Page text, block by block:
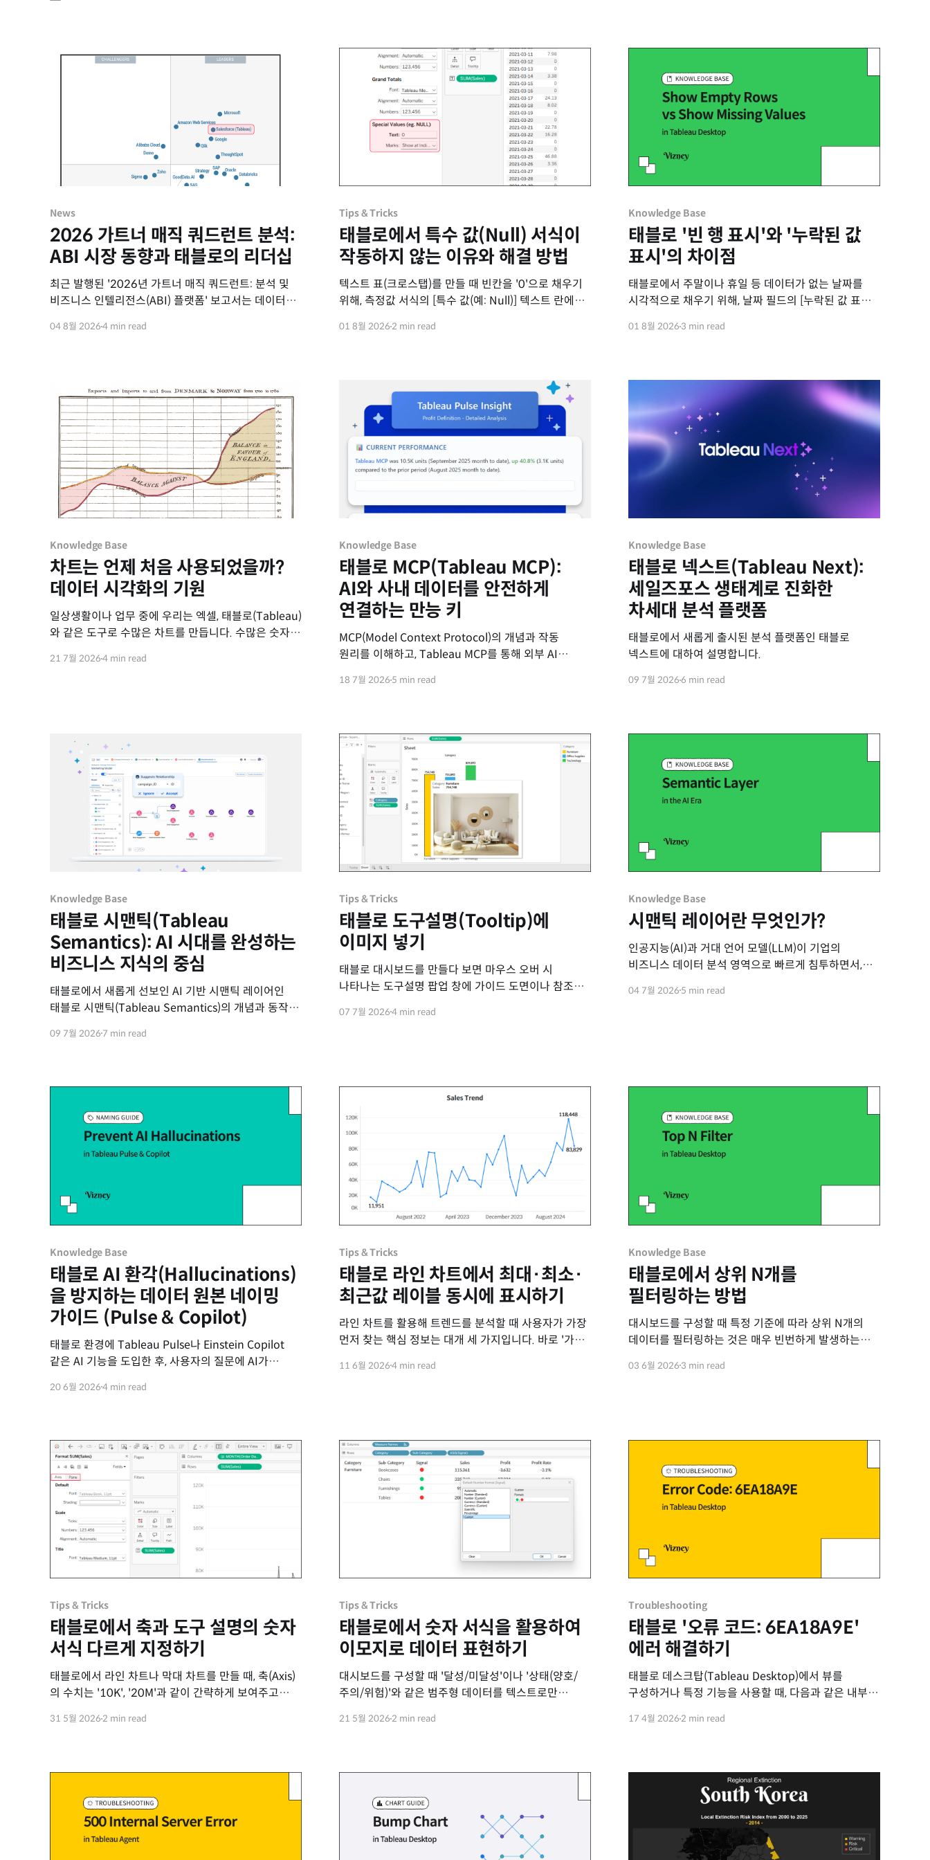
News
2026 가트너 매직 쿼드런트 분석:
ABI 시장 동향과 태블로의 리더십
최근 발행된 '2026년 가트너 매직 쿼드런트: 분석 및
비즈니스 인텔리전스(ABI) 플랫폼' 보고서는 데이터
평가하고 있습니다. 이번 보고서를 통해 ABI 시장의
04 8월 20264 min read
Tips & Tricks
태블로에서 특수 값(Null) 서식이
작동하지 않는 이유와 해결 방법
텍스트 표(크로스탭)를 만들 때 빈칸을 '0'으로 채우기
위해, 측정값 서식의 [특수 값(예: Null)] 텍스트 란에
어떤 칸은 0이 잘 채워지고, 어떤 칸은 여전히 텅
01 8월 20262 min read
Knowledge Base
태블로 '빈 행 표시'와 '누락된 값
표시'의 차이점
태블로에서 주말이나 휴일 등 데이터가 없는 날짜를
시각적으로 채우기 위해, 날짜 필드의 [누락된 값 표시]
하지만 막상 기능을 켜도 달력의 1일부터 말일까지 꽉
기준(1일~말일)
01 8월 20263 min read
Knowledge Base
차트는 언제 처음 사용되었을까?
데이터 시각화의 기원
일상생활이나 업무 중에 우리는 엑셀, 태블로(Tableau)
와 같은 도구로 수많은 차트를 만듭니다. 수많은 숫자를
아이디어는 과연 언제, 누구에 의해 처음
21 7월 20264 min read
Knowledge Base
태블로 MCP(Tableau MCP):
AI와 사내 데이터를 안전하게
연결하는 만능 키
MCP(Model Context Protocol)의 개념과 작동
원리를 이해하고, Tableau MCP를 통해 외부 AI
실질적인 활용법을 알아봅니다.
18 7월 20265 min read
Knowledge Base
태블로 넥스트(Tableau Next):
세일즈포스 생태계로 진화한
차세대 분석 플랫폼
태블로에서 새롭게 출시된 분석 플랫폼인 태블로
넥스트에 대하여 설명합니다.
09 7월 20266 min read
Knowledge Base
태블로 시맨틱(Tableau
Semantics): AI 시대를 완성하는
비즈니스 지식의 중심
태블로에서 새롭게 선보인 AI 기반 시맨틱 레이어인
태블로 시맨틱(Tableau Semantics)의 개념과 동작
설명합니다.
09 7월 2026 7 min read
Tips & Tricks
태블로 도구설명(Tooltip)에
이미지 넣기
태블로 대시보드를 만들다 보면 마우스 오버 시
나타나는 도구설명 팝업 창에 가이드 도면이나 참조용
있습니다. 단순히 숫자를 나열하는 것보다 직관적인
07 7월 20264 min read
Knowledge Base
시맨틱 레이어란 무엇인가?
인공지능(AI)과 거대 언어 모델(LLM)이 기업의
비즈니스 데이터 분석 영역으로 빠르게 침투하면서,
키워드가 있습니다. 바로 '시맨틱 레이어(Semantic
04 7월 20265 min read
Knowledge Base
태블로 AI 환각(Hallucinations)
을 방지하는 데이터 원본 네이밍
가이드 (Pulse & Copilot)
태블로 환경에 Tableau Pulse나 Einstein Copilot
같은 AI 기능을 도입한 후, 사용자의 질문에 AI가
(Hallucinations)' 현상으로 고민하는 관리자분들이
(Data Pane)'에 있습니다. AI는 화면에 그려진
20 6월 20264 min read
Tips & Tricks
태블로 라인 차트에서 최대·최소·
최근값 레이블 동시에 표시하기
라인 차트를 활용해 트렌드를 분석할 때 사용자가 가장
먼저 찾는 핵심 정보는 대개 세 가지입니다. 바로 '가장
현재(최근값)'입니다. 하지만 태블로의 기본 마크
11 6월 20264 min read
Knowledge Base
태블로에서 상위 N개를
필터링하는 방법
대시보드를 구성할 때 특정 기준에 따라 상위 N개의
데이터를 필터링하는 것은 매우 빈번하게 발생하는
대표적인 방법과 각각의 특징을 안내합니다. 1. 필터
03 6월 20263 min read
Tips & Tricks
태블로에서 축과 도구 설명의 숫자
서식 다르게 지정하기
태블로에서 라인 차트나 막대 차트를 만들 때, 축(Axis)
의 수치는 '10K', '20M'과 같이 간략하게 보여주고
'10,245'처럼 상세한 수치를 보여주고 싶은 경우가
31 5월 20262 min read
Tips & Tricks
태블로에서 숫자 서식을 활용하여
이모지로 데이터 표현하기
대시보드를 구성할 때 '달성/미달성'이나 '상태(양호/
주의/위험)'와 같은 범주형 데이터를 텍스트로만
해결하기 위해 별도의 형상(Shape) 마크를 지정하는
수
21 5월 20262 min read
Troubleshooting
태블로 '오류 코드: 6EA18A9E'
에러 해결하기
태블로 데스크탑(Tableau Desktop)에서 뷰를
구성하거나 특정 기능을 사용할 때, 다음과 같은 내부
있습니다. 동작을 완료할 수 없습니다. 내부 오류 -
발생하는 원인이 명확하게 하나로 규명되어 있지는
않습니다. 하지만 뷰에
17 4월 20262 min read